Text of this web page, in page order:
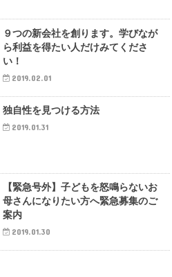
９つの新会社を創ります。学びなが
ら利益を得たい人だけみてくださ
い！
2019.02.01
独自性を見つける方法
2019.01.31
【緊急号外】子どもを怒鳴らないお
母さんになりたい方へ緊急募集のご
案内
2019.01.30